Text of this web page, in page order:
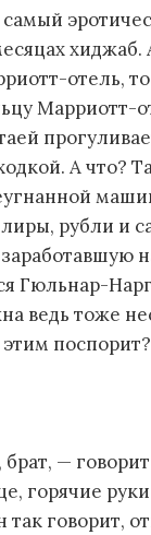
хиджаб.
отель,
Марриотт-
А что?
рубли и
Гюльнар-
ведь тоже
—
горячие
так говорит,